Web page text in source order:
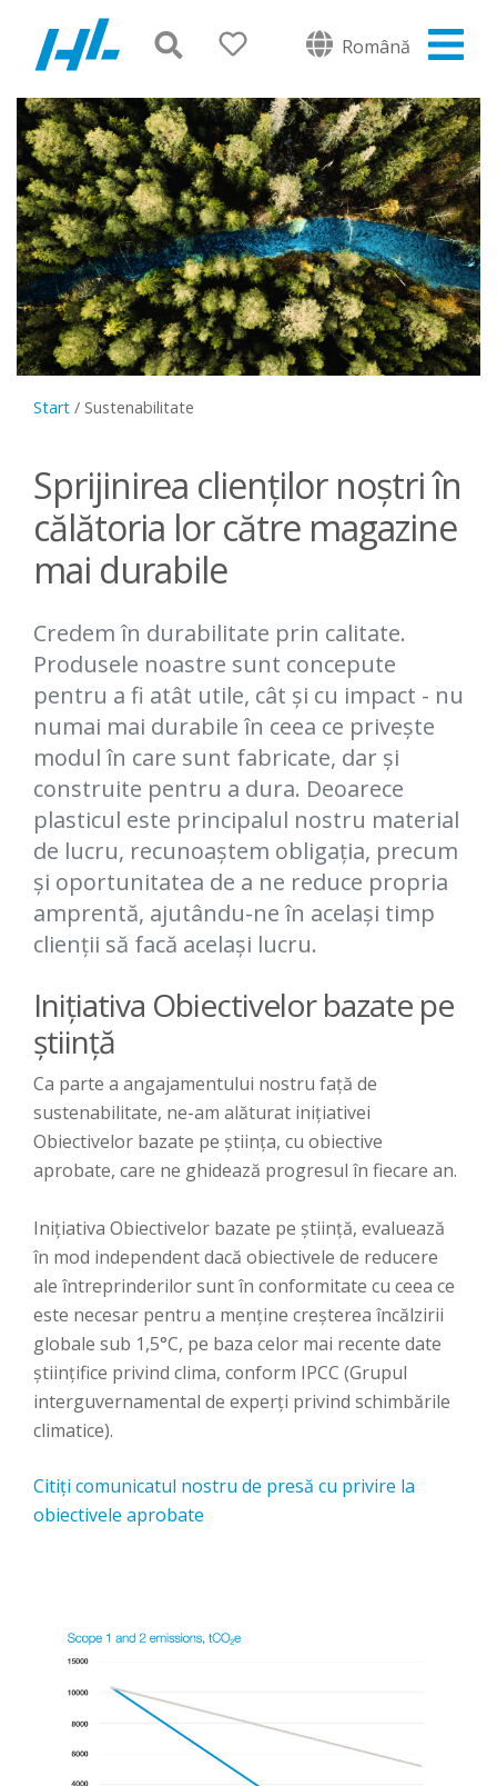
Română
Start / Sustenabilitate
Sprijinirea clienților noștri în
călătoria lor către magazine
mai durabile
Credem în durabilitate prin calitate.
Produsele noastre sunt concepute
pentru a fi atât utile, cât și cu impact - nu
numai mai durabile în ceea ce privește
modul în care sunt fabricate, dar și
construite pentru a dura. Deoarece
plasticul este principalul nostru material
de lucru, recunoaștem obligația, precum
și oportunitatea de a ne reduce propria
amprentă, ajutându-ne în același timp
clienții să facă același lucru.
Inițiativa Obiectivelor bazate pe
știință
Ca parte a angajamentului nostru față de
sustenabilitate, ne-am alăturat inițiativei
Obiectivelor bazate pe știința, cu obiective
aprobate, care ne ghidează progresul în fiecare an.
Inițiativa Obiectivelor bazate pe știință, evaluează
în mod independent dacă obiectivele de reducere
ale întreprinderilor sunt în conformitate cu ceea ce
este necesar pentru a menține creșterea încălzirii
globale sub 1,5°C, pe baza celor mai recente date
științifice privind clima, conform IPCC (Grupul
interguvernamental de experți privind schimbările
climatice).
Citiți comunicatul nostru de presă cu privire la
obiectivele aprobate